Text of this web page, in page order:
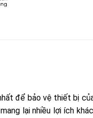
để bảo vệ thiết bị
lại nhiều lợi ích